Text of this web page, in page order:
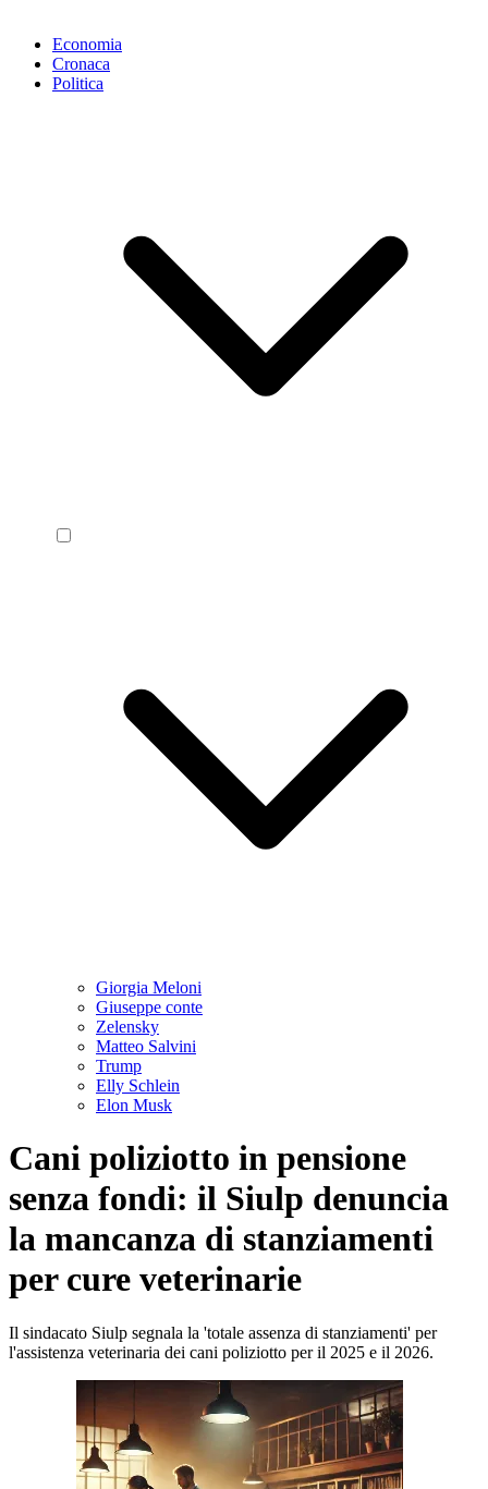
Economia
Cronaca
Politica
Giorgia Meloni
Giuseppe conte
Zelensky
Matteo Salvini
Trump
Elly Schlein
Elon Musk
Cani poliziotto in pensione
senza fondi: il Siulp denuncia
la mancanza di stanziamenti
per cure veterinarie
Il sindacato Siulp segnala la 'totale assenza di stanziamenti' per
l'assistenza veterinaria dei cani poliziotto per il 2025 e il 2026.